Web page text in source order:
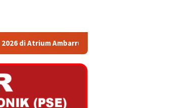
Menko Polkam: Lembaga